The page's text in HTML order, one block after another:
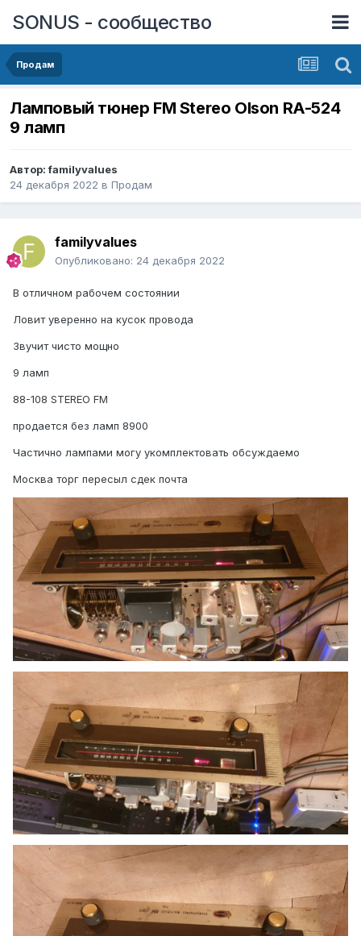
SONUS - сообщество
Продам
Ламповый тюнер FM Stereo Olson RA-524
9 ламп
Автор:familyvalues
24 декабря 2022 в Продам
familyvalues
Опубликовано: 24 декабря 2022
В отличном рабочем состоянии
Ловит уверенно на кусок провода
Звучит чисто мощно
9 ламп
88-108 STEREO FM
продается без ламп 8900
Частично лампами могу укомплектовать обсуждаемо
Москва торг пересыл сдек почта